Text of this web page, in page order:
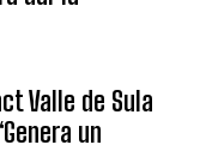
Valle de Sula
un